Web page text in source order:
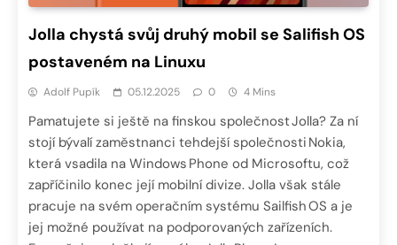
Jolla chystá svůj druhý mobil se Salifish OS
postaveném na Linuxu
Adolf Pupík 05.12.2025 0 4 Mins
Pamatujete si ještě na finskou společnost Jolla? Za ní
stojí bývalí zaměstnanci tehdejší společnosti Nokia,
která vsadila na Windows Phone od Microsoftu, což
zapříčinilo konec její mobilní divize. Jolla však stále
pracuje na svém operačním systému Sailfish OS a je
jej možné používat na podporovaných zařízeních.